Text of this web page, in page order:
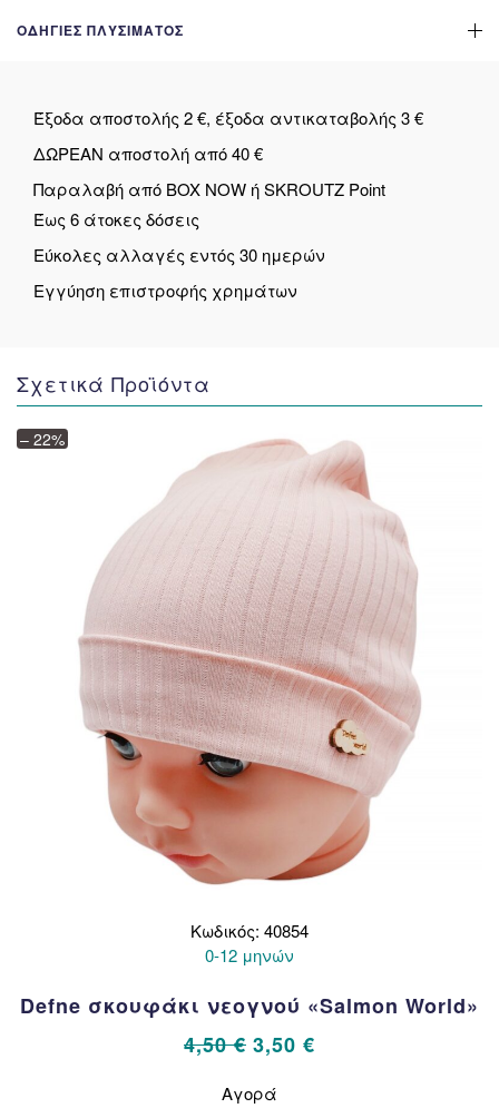
ΟΔΗΓΊΕΣ ΠΛΥΣΊΜΑΤΟΣ
Έξοδα αποστολής 2 €, έξοδα αντικαταβολής 3 €
ΔΩΡΕΑΝ αποστολή από 40 €
Παραλαβή από BOX NOW ή SKROUTZ Point
Έως 6 άτοκες δόσεις
Εύκολες αλλαγές εντός 30 ημερών
Εγγύηση επιστροφής χρημάτων
Σχετικά Προϊόντα
– 22%
Κωδικός: 40854
0-12 μηνών
Defne σκουφάκι νεογνού «Salmon World»
4,50€ Original
was:
3,50 €
Αγορά